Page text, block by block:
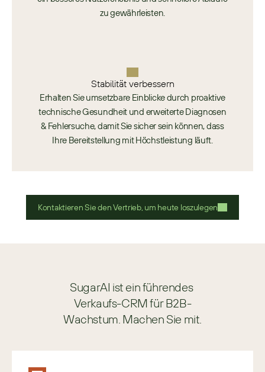
zu gewährleisten.​
Stabilität verbessern
Erhalten Sie umsetzbare Einblicke durch proaktive
technische Gesundheit und erweiterte Diagnosen
& Fehlersuche, damit Sie sicher sein können, dass
Ihre Bereitstellung mit Höchstleistung läuft.
Kontaktieren Sie den Vertrieb, um heute loszulegen
SugarAI ist ein führendes
Verkaufs-CRM für B2B-
Wachstum. Machen Sie mit.